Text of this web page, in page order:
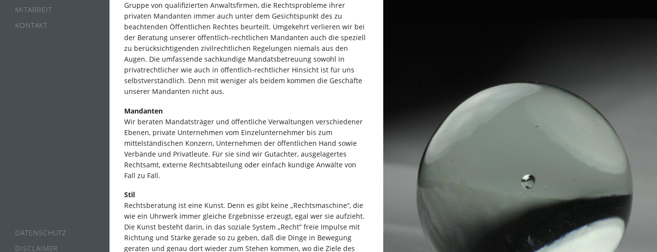
MITARBEIT
KONTAKT
DATENSCHUTZ
DISCLAIMER
Gruppe von qualifizierten Anwaltsfirmen, die Rechtsprobleme ihrer
privaten Mandanten immer auch unter dem Gesichtspunkt des zu
beachtenden Öffentlichen Rechtes beurteilt. Umgekehrt verlieren wir bei
der Beratung unserer öffentlich-rechtlichen Mandanten auch die speziell
zu berücksichtigenden zivilrechtlichen Regelungen niemals aus den
Augen. Die umfassende sachkundige Mandatsbetreuung sowohl in
privatrechtlicher wie auch in öffentlich-rechtlicher Hinsicht ist für uns
selbstverständlich. Denn mit weniger als beidem kommen die Geschäfte
unserer Mandanten nicht aus.
Mandanten
Wir beraten Mandatsträger und öffentliche Verwaltungen verschiedener
Ebenen, private Unternehmen vom Einzelunternehmer bis zum
mittelständischen Konzern, Unternehmen der öffentlichen Hand sowie
Verbände und Privatleute. Für sie sind wir Gutachter, ausgelagertes
Rechtsamt, externe Rechtsabteilung oder einfach kundige Anwälte von
Fall zu Fall.
Stil
Rechtsberatung ist eine Kunst. Denn es gibt keine „Rechtsmaschine“, die
wie ein Uhrwerk immer gleiche Ergebnisse erzeugt, egal wer sie aufzieht.
Die Kunst besteht darin, in das soziale System „Recht“ freie Impulse mit
Richtung und Stärke gerade so zu geben, daß die Dinge in Bewegung
geraten und genau dort wieder zum Stehen kommen, wo die Ziele des